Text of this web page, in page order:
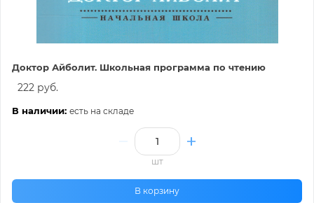
Доктор Айболит. Школьная программа по чтению
222 руб.
В наличии: есть на складе
шт
В корзину